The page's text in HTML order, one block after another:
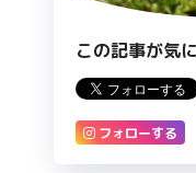
この記事が気
フォローする